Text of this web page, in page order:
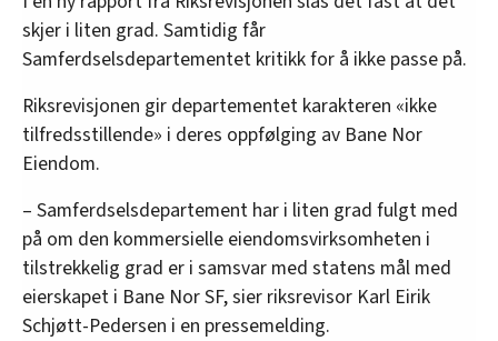
skjer i liten grad. Samtidig får
Samferdselsdepartementet kritikk for å ikke passe på.
Riksrevisjonen gir departementet karakteren «ikke
tilfredsstillende» i deres oppfølging av Bane Nor
Eiendom.
– Samferdselsdepartement har i liten grad fulgt med
på om den kommersielle eiendomsvirksomheten i
tilstrekkelig grad er i samsvar med statens mål med
eierskapet i Bane Nor SF, sier riksrevisor Karl Eirik
Schjøtt-Pedersen i en pressemelding.